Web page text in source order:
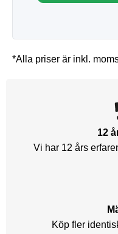
*Alla priser är inkl.
12
Vi har 12 års
Köp fler